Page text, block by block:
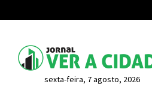
sexta-feira, 7 agosto, 2026